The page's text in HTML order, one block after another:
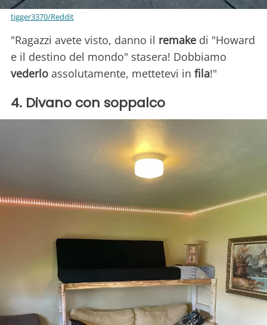
tigger3370/Reddit
"Ragazzi avete visto, danno il remake di "Howard
e il destino del mondo" stasera! Dobbiamo
vederlo assolutamente, mettetevi in fila!"
4. Divano con soppalco